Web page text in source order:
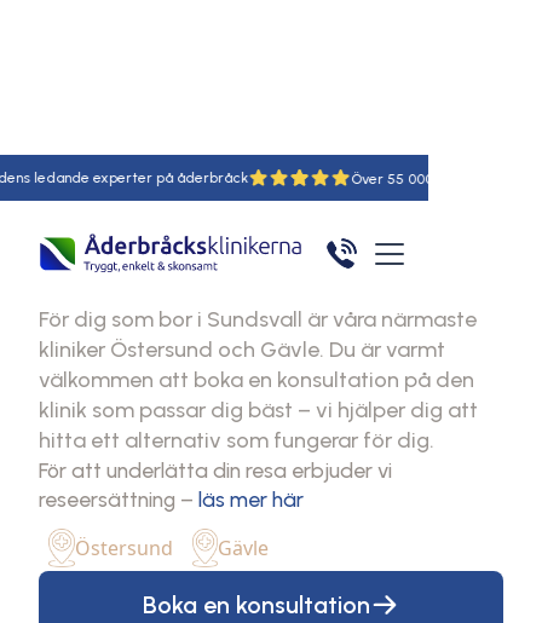
experter på åderbråck 55
Åderbråck
Sundsvall
För dig som bor i Sundsvall är våra närmaste
kliniker Östersund och Gävle. Du är varmt
välkommen att boka en konsultation på den
klinik som passar dig bäst – vi hjälper dig att
hitta ett alternativ som fungerar för dig.
För att underlätta din resa erbjuder vi
reseersättning – läs mer här
Östersund Gävle
Boka en konsultation
Hem Kliniker online Sundsvall